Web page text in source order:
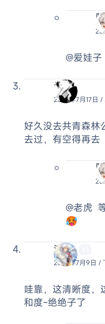
@爱娃子
老虎
2025年7月17日 /
好久没去共青森林
去过，有空得再去
@老虎
🥵
流情
2025年7月9日 /
哇靠，这清晰度，
和度~绝绝子了